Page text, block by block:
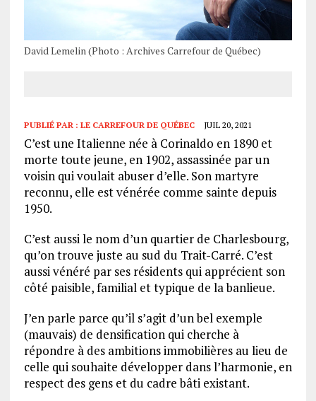
David Lemelin (Photo : Archives Carrefour de Québec)
PUBLIÉ PAR : LE CARREFOUR DE QUÉBEC JUIL 20, 2021
C’est une Italienne née à Corinaldo en 1890 et
morte toute jeune, en 1902, assassinée par un
voisin qui voulait abuser d’elle. Son martyre
reconnu, elle est vénérée comme sainte depuis
1950.
C’est aussi le nom d’un quartier de Charlesbourg,
qu’on trouve juste au sud du Trait-Carré. C’est
aussi vénéré par ses résidents qui apprécient son
côté paisible, familial et typique de la banlieue.
J’en parle parce qu’il s’agit d’un bel exemple
(mauvais) de densification qui cherche à
répondre à des ambitions immobilières au lieu de
celle qui souhaite développer dans l’harmonie, en
respect des gens et du cadre bâti existant.